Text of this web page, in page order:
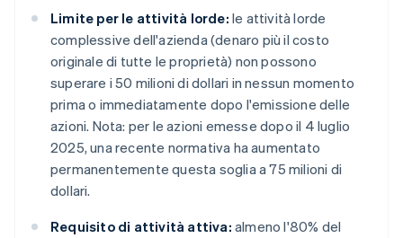
Limite per le attività lorde: le attività lorde
complessive dell'azienda (denaro più il costo
originale di tutte le proprietà) non possono
superare i 50 milioni di dollari in nessun momento
prima o immediatamente dopo l'emissione delle
azioni. Nota: per le azioni emesse dopo il 4 luglio
2025, una recente normativa ha aumentato
permanentemente questa soglia a 75 milioni di
dollari.
Requisito di attività attiva: almeno l'80% del